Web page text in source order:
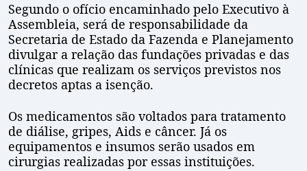
Segundo o ofício encaminhado pelo Executivo à
Assembleia, será de responsabilidade da
Secretaria de Estado da Fazenda e Planejamento
divulgar a relação das fundações privadas e das
clínicas que realizam os serviços previstos nos
decretos aptas a isenção.
Os medicamentos são voltados para tratamento
de diálise, gripes, Aids e câncer. Já os
equipamentos e insumos serão usados em
cirurgias realizadas por essas instituições.